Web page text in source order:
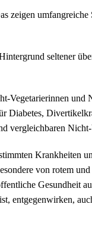
zeigen umfangreiche
seltener
Vegetarierinnen und
Diabetes,
vergleichbaren
Krankheiten
von rotem
Gesundheit
entgegenwirken,